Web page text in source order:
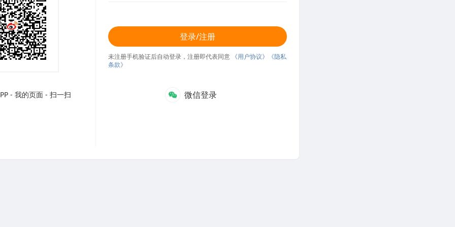
- 我的页面 - 扫一扫
登录/注册
未注册手机验证后自动登录，注册即代表同意 《用户协议》
《隐私
条款》
微信登录